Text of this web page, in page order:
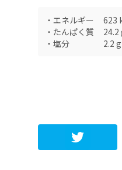
・ エネルギー 623
・ たんぱく質 24.2
・ 塩分 2.2 g